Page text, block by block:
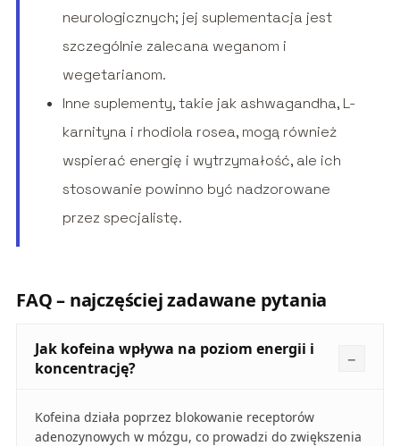
neurologicznych; jej suplementacja jest
szczególnie zalecana weganom i
wegetarianom.
Inne suplementy, takie jak ashwagandha, L-
karnityna i rhodiola rosea, mogą również
wspierać energię i wytrzymałość, ale ich
stosowanie powinno być nadzorowane
przez specjalistę.
FAQ – najczęściej zadawane pytania
Jak kofeina wpływa na poziom energii i
koncentrację?
Kofeina działa poprzez blokowanie receptorów
adenozynowych w mózgu, co prowadzi do zwiększenia